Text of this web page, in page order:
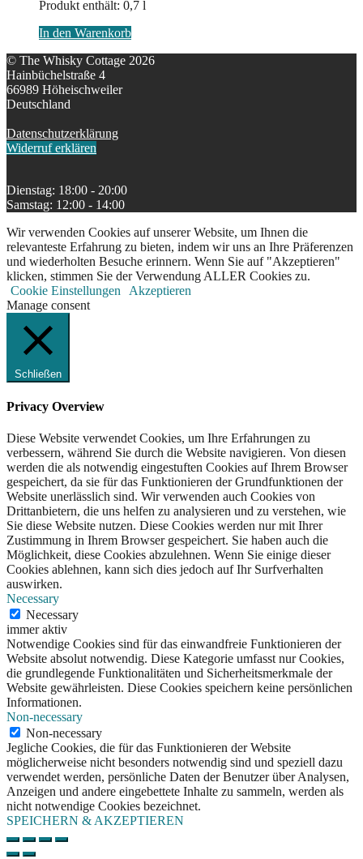
Produkt enthält: 0,7 l
In den Warenkorb
© The Whisky Cottage 2026
Hainbüchelstraße 4
66989 Höheischweiler
Deutschland
Datenschutzerklärung
Widerruf erklären
Dienstag: 18:00 - 20:00
Samstag: 12:00 - 14:00
Wir verwenden Cookies auf unserer Website, um Ihnen die
relevanteste Erfahrung zu bieten, indem wir uns an Ihre Präferenzen
und wiederholten Besuche erinnern. Wenn Sie auf "Akzeptieren"
klicken, stimmen Sie der Verwendung ALLER Cookies zu.
Cookie Einstellungen
Akzeptieren
Manage consent
Schließen
Privacy Overview
Diese Website verwendet Cookies, um Ihre Erfahrungen zu
verbessern, während Sie durch die Website navigieren. Von diesen
werden die als notwendig eingestuften Cookies auf Ihrem Browser
gespeichert, da sie für das Funktionieren der Grundfunktionen der
Website unerlässlich sind. Wir verwenden auch Cookies von
Drittanbietern, die uns helfen zu analysieren und zu verstehen, wie
Sie diese Website nutzen. Diese Cookies werden nur mit Ihrer
Zustimmung in Ihrem Browser gespeichert. Sie haben auch die
Möglichkeit, diese Cookies abzulehnen. Wenn Sie einige dieser
Cookies ablehnen, kann sich dies jedoch auf Ihr Surfverhalten
auswirken.
Necessary
Necessary
immer aktiv
Notwendige Cookies sind für das einwandfreie Funktionieren der
Website absolut notwendig. Diese Kategorie umfasst nur Cookies,
die grundlegende Funktionalitäten und Sicherheitsmerkmale der
Website gewährleisten. Diese Cookies speichern keine persönlichen
Informationen.
Non-necessary
Non-necessary
Jegliche Cookies, die für das Funktionieren der Website
möglicherweise nicht besonders notwendig sind und speziell dazu
verwendet werden, persönliche Daten der Benutzer über Analysen,
Anzeigen und andere eingebettete Inhalte zu sammeln, werden als
nicht notwendige Cookies bezeichnet.
SPEICHERN & AKZEPTIEREN